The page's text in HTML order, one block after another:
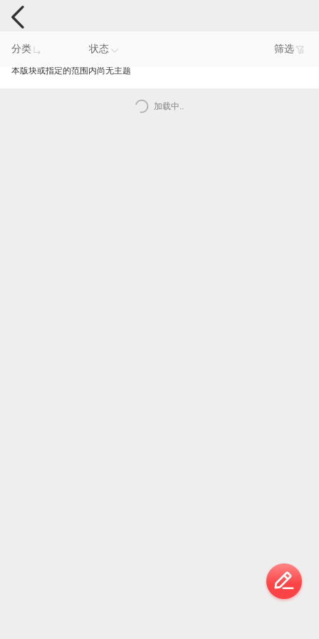
手机反馈
分类 状态 筛选
本版块或指定的范围内尚无主题
加载中..